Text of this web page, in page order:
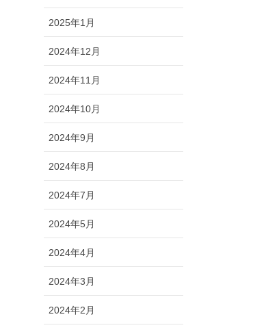
2025年1月
2024年12月
2024年11月
2024年10月
2024年9月
2024年8月
2024年7月
2024年5月
2024年4月
2024年3月
2024年2月